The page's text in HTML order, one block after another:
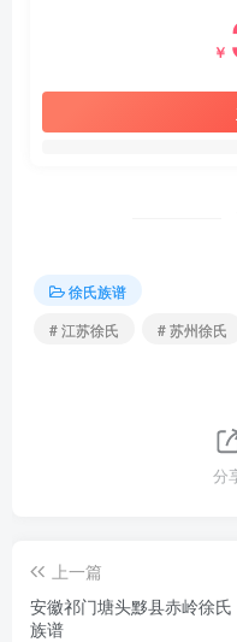
￥
徐氏族谱
# 江苏徐氏
# 苏州徐氏
分
上一篇
安徽祁门塘头黟县赤岭徐氏
族谱